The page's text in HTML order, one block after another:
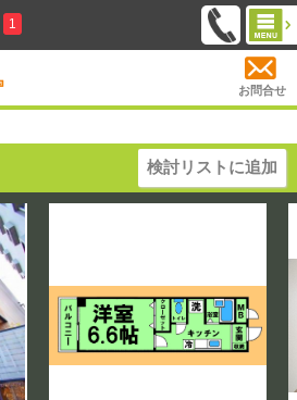
1
お問合せ
検討リストに追加